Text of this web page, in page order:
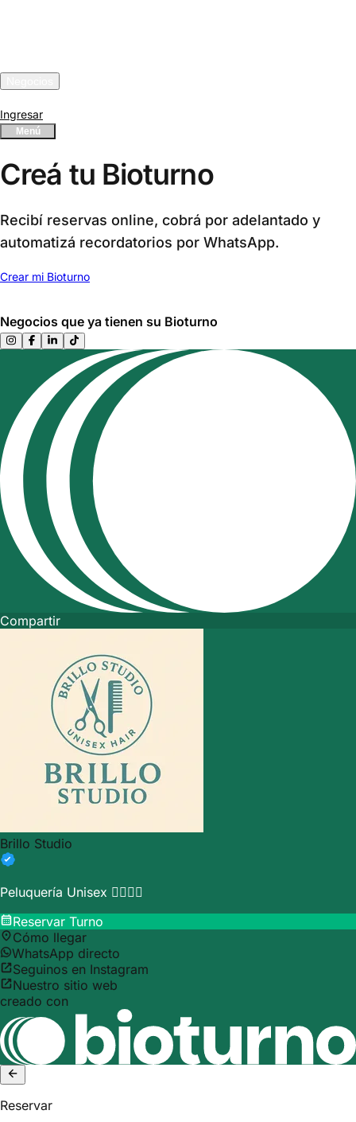
Ingresar
Menú
Creá tu Bioturno
Recibí reservas online, cobrá por adelantado y
automatizá recordatorios por WhatsApp.
Crear mi Bioturno
Negocios que ya tienen su Bioturno
Compartir
Brillo Studio
Peluquería Unisex 💇‍♂️💇‍♀️
Reservar Turno
Cómo llegar
WhatsApp directo
Seguinos en Instagram
Nuestro sitio web
creado con
Reservar